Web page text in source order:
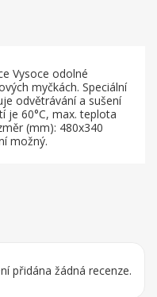
Vysoce odolné
myčkách. Speciální
odvětrávání a sušení
je 60°C, max. teplota
(mm): 480x340
možný.
přidána žádná recenze.